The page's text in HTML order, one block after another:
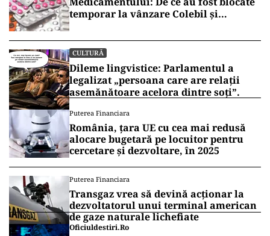
temporar la vânzare Colebil și
CULTURĂ
Dileme lingvistice: Parlamentul a
legalizat „persoana care are relații
asemănătoare acelora dintre soți”.
Puterea Financiara
România, țara UE cu cea mai redusă
alocare bugetară pe locuitor pentru
cercetare și dezvoltare, în 2025
Puterea Financiara
Transgaz vrea să devină acționar la
dezvoltatorul unui terminal american
de gaze naturale lichefiate
Oficiuldestiri.ro